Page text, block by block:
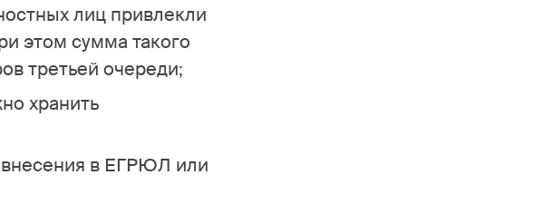
лиц привлекли
этом сумма такого
третьей очереди;
хранить
внесения в ЕГРЮЛ или